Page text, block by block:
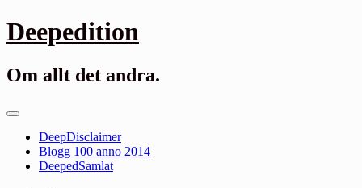
Gå
till
Deepedition
Om allt det andra.
Primär
DeepDisclaimer
Blogg 100 anno 2014
DeepedSamlat